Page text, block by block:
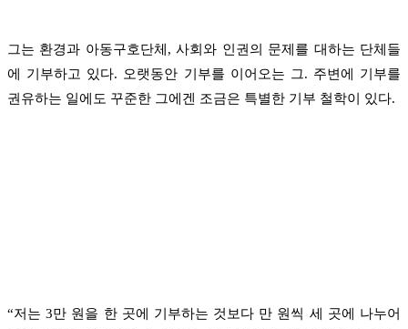
그는 환경과 아동구호단체, 사회와 인권의 문제를 대하는 단체들
에 기부하고 있다. 오랫동안 기부를 이어오는 그. 주변에 기부를
권유하는 일에도 꾸준한 그에겐 조금은 특별한 기부 철학이 있다.
“저는 3만 원을 한 곳에 기부하는 것보다 만 원씩 세 곳에 나누어